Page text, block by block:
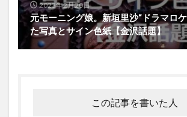
2023年2月20日
元モーニング娘。新垣里沙“ドラマロ
た写真とサイン色紙【金沢話題】
この記事を書いた人